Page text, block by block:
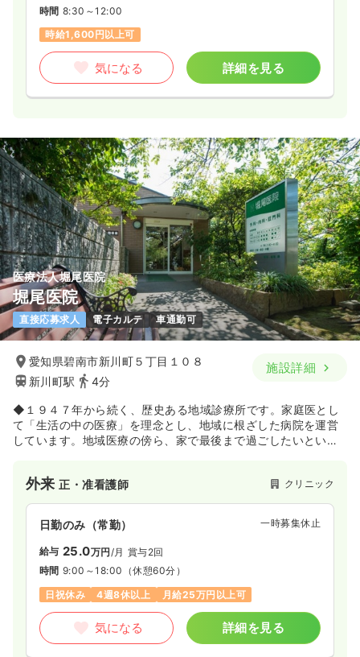
時間 8:30～12:00
時給1,600円以上可
気になる 詳細を見る
医療法人堀尾医院
堀尾医院
直接応募求人 電子カルテ 車通勤可
愛知県碧南市新川町５丁目１０８
新川町駅
4分
施設詳細
◆１９４７年から続く、歴史ある地域診療所です。家庭医とし
て「生活の中の医療」を理念とし、地域に根ざした病院を運営
しています。地域医療の傍ら、家で最後まで過ごしたいという
コンサートやお祭りなども開催しており、地域のコミュニティ
の場となっております。
◆地域の様々な方と交流を楽しめる方を募集しています。
◆勤務体制はスタッフそれぞれの事情に柔軟に対応しており、
子育て家庭でも働きやすい環境が整っています。
外来正・准看護師 クリニック
日勤のみ（常勤） 一時募集休止
給与 25.0万円/月 賞与2回
時間 9:00～18:00 （休憩60分）
日祝休み
4週8休以上 月給25万円以上可
気になる 詳細を見る